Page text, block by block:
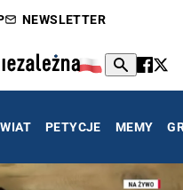
NEWSLETTER
PETYCJE MEMY